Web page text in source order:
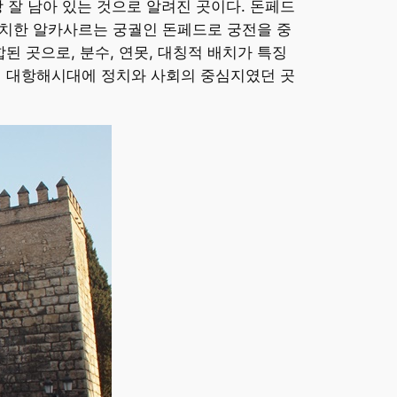
남아 있는 것으로 알려진 곳이다. 돈페드
한 알카사르는 궁궐인 돈페드로 궁전을 중
곳으로, 분수, 연못, 대칭적 배치가 특징
항해시대에 정치와 사회의 중심지였던 곳